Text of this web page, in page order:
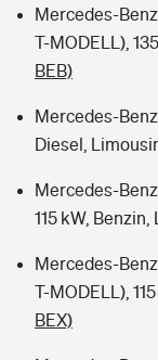
Mercedes-Benz
T-MODELL),
BEB)
Mercedes-Benz
Diesel,
Mercedes-Benz
115 kW,
Mercedes-Benz
T-MODELL),
BEX)